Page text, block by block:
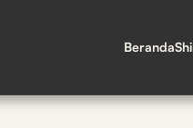
Beranda